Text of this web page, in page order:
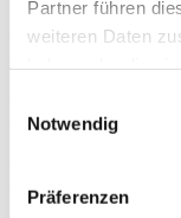
Partner führen
weiteren Daten
Notwendig
Präferenzen